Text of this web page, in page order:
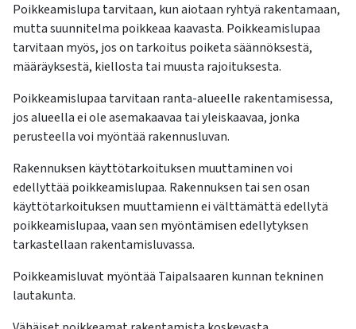
Poikkeamislupa tarvitaan, kun aiotaan ryhtyä rakentamaan,
mutta suunnitelma poikkeaa kaavasta. Poikkeamislupaa
tarvitaan myös, jos on tarkoitus poiketa säännöksestä,
määräyksestä, kiellosta tai muusta rajoituksesta.
Poikkeamislupaa tarvitaan ranta-alueelle rakentamisessa,
jos alueella ei ole asemakaavaa tai yleiskaavaa, jonka
perusteella voi myöntää rakennusluvan.
Rakennuksen käyttötarkoituksen muuttaminen voi
edellyttää poikkeamislupaa. Rakennuksen tai sen osan
käyttötarkoituksen muuttamienn ei välttämättä edellytä
poikkeamislupaa, vaan sen myöntämisen edellytyksen
tarkastellaan rakentamisluvassa.
Poikkeamisluvat myöntää Taipalsaaren kunnan tekninen
lautakunta.